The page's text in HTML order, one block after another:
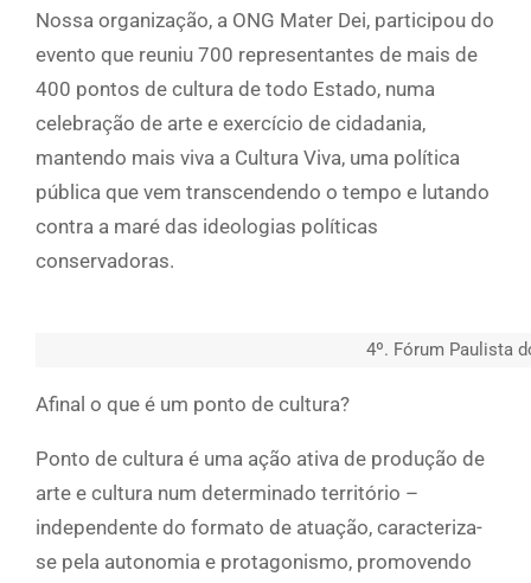
Nossa organização, a ONG Mater Dei, participou do
evento que reuniu 700 representantes de mais de
400 pontos de cultura de todo Estado, numa
celebração de arte e exercício de cidadania,
mantendo mais viva a Cultura Viva, uma política
pública que vem transcendendo o tempo e lutando
contra a maré das ideologias políticas
conservadoras.
4º. Fórum Paulista
Afinal o que é um ponto de cultura?
Ponto de cultura é uma ação ativa de produção de
arte e cultura num determinado território –
independente do formato de atuação, caracteriza-
se pela autonomia e protagonismo, promovendo